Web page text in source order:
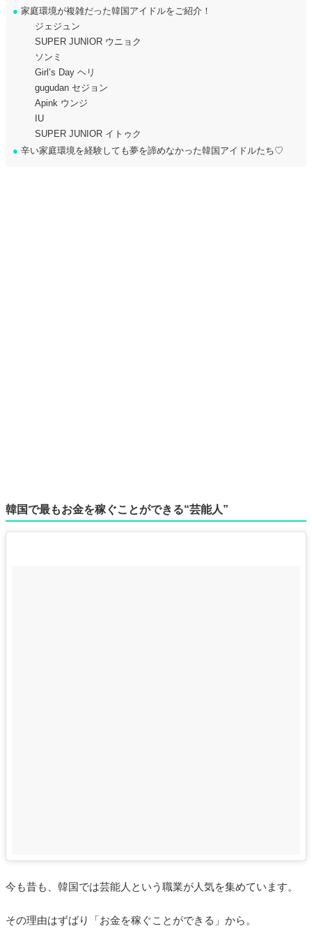
● 家庭環境が複雑だった韓国アイドルをご紹介！
ジェジュン
SUPER JUNIOR ウニョク
ソンミ
Girl’s Day ヘリ
gugudan セジョン
Apink ウンジ
IU
SUPER JUNIOR イトゥク
● 辛い家庭環境を経験しても夢を諦めなかった韓国アイドルたち♡
韓国で最もお金を稼ぐことができる“芸能人”
今も昔も、韓国では芸能人という職業が人気を集めています。
その理由はずばり「お金を稼ぐことができる」から。